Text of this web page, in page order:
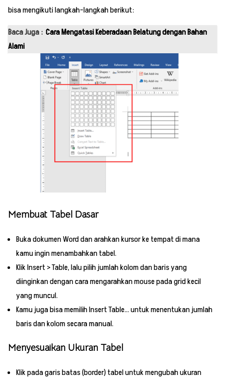
bisa mengikuti langkah-langkah berikut:
Baca Juga : Cara Mengatasi Keberadaan Belatung dengan Bahan
Alami
Membuat Tabel Dasar
Buka dokumen Word dan arahkan kursor ke tempat di mana
kamu ingin menambahkan tabel.
Klik Insert > Table, lalu pilih jumlah kolom dan baris yang
diinginkan dengan cara mengarahkan mouse pada grid kecil
yang muncul.
Kamu juga bisa memilih Insert Table… untuk menentukan jumlah
baris dan kolom secara manual.
Menyesuaikan Ukuran Tabel
Klik pada garis batas (border) tabel untuk mengubah ukuran